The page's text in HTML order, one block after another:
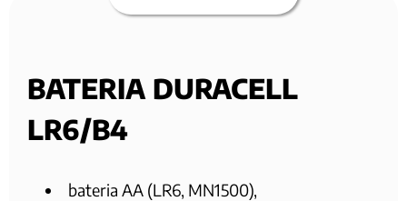
BATERIA DURACELL
LR6/B4
bateria AA (LR6, MN1500),